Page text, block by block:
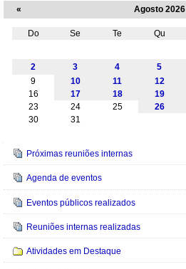
« Agosto 2026
Do Se Te Qu
2
3 4 5
9
10 11 12
16
17 18 19
23
24 25 26
30
31
Navegação
Próximas reuniões internas
Agenda de eventos
Eventos públicos realizados
Reuniões internas realizadas
Atividades em Destaque